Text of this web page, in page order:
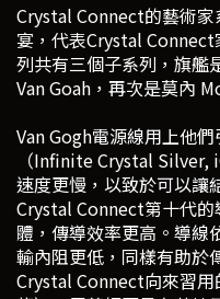
Crystal Connect的藝術
宴，代表Crystal
列共有三個子系列，旗艦
Van Goah，再次是莫內
Van Gogh電源線用上他們
（Infinite Crystal Silver,
速度更慢，以致於可以讓
Crystal Connect第十代
體，傳導效率更高。導線
輸內阻更低，同樣有助於
Crystal Connect向來習